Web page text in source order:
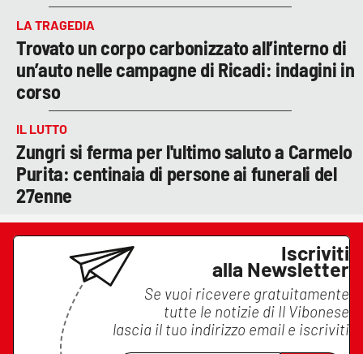
LA TRAGEDIA
Trovato un corpo carbonizzato all’interno di
un’auto nelle campagne di Ricadi: indagini in
corso
IL LUTTO
Zungri si ferma per l'ultimo saluto a Carmelo
Purita: centinaia di persone ai funerali del
27enne
Iscriviti
alla Newsletter
Se vuoi ricevere gratuitamente
tutte le notizie di Il Vibonese
lascia il tuo indirizzo email e iscriviti